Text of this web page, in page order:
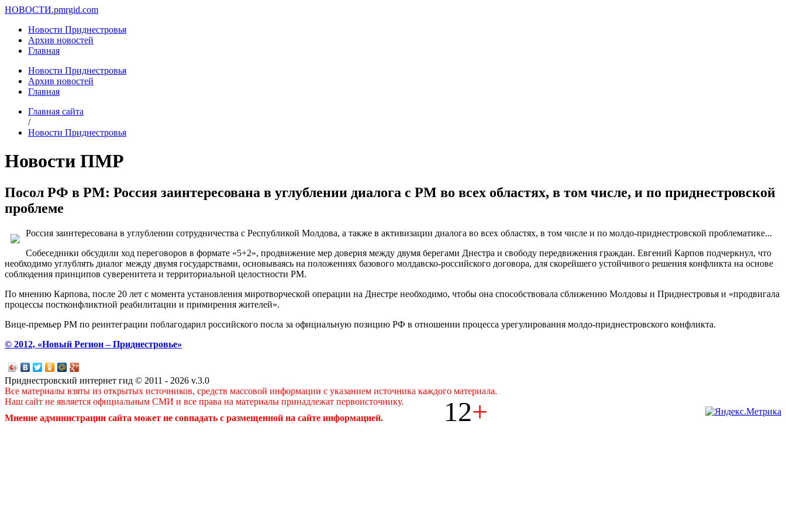
НОВОСТИ.pmrgid.com
Новости Приднестровья
Архив новостей
Главная
Новости Приднестровья
Архив новостей
Главная
Главная сайта
/
Новости Приднестровья
Новости ПМР
Посол РФ в РМ: Россия заинтересована в углублении диалога с РМ во всех областях, в том числе, и по приднестровской
проблеме
Россия заинтересована в углублении сотрудничества с Республикой Молдова, а также в активизации диалога во всех областях, в том числе и по молдо-приднестровской проблематике...
Собеседники обсудили ход переговоров в формате «5+2», продвижение мер доверия между двумя берегами Днестра и свободу передвижения граждан. Евгений Карпов подчеркнул, что
необходимо углублять диалог между двумя государствами, основываясь на положениях базового молдавско-российского договора, для скорейшего устойчивого решения конфликта на основе
соблюдения принципов суверенитета и территориальной целостности РМ.
По мнению Карпова, после 20 лет с момента установления миротворческой операции на Днестре необходимо, чтобы она способствовала сближению Молдовы и Приднестровья и «продвигала
процессы постконфликтной реабилитации и примирения жителей».
Вице-премьер РМ по реинтеграции поблагодарил российского посла за официальную позицию РФ в отношении процесса урегулирования молдо-приднестровского конфликта.
© 2012, «Новый Регион – Приднестровье»
Приднестровский интернет гид © 2011 - 2026 v.3.0
Все материалы взяты из открытых источников, средств массовой информации с указанием источника каждого материала.
Наш сайт не является официальным СМИ и все права на материалы принадлежат первоисточнику.
Мнение администрации сайта может не совпадать с размещенной на сайте информацией.
12+